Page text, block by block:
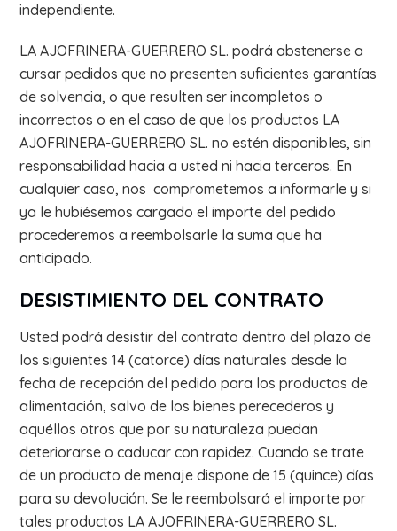
independiente.
LA AJOFRINERA-GUERRERO SL. podrá abstenerse a
cursar pedidos que no presenten suficientes garantías
de solvencia, o que resulten ser incompletos o
incorrectos o en el caso de que los productos LA
AJOFRINERA-GUERRERO SL. no estén disponibles, sin
responsabilidad hacia a usted ni hacia terceros. En
cualquier caso, nos comprometemos a informarle y si
ya le hubiésemos cargado el importe del pedido
procederemos a reembolsarle la suma que ha
anticipado.
DESISTIMIENTO DEL CONTRATO
Usted podrá desistir del contrato dentro del plazo de
los siguientes 14 (catorce) días naturales desde la
fecha de recepción del pedido para los productos de
alimentación, salvo de los bienes perecederos y
aquéllos otros que por su naturaleza puedan
deteriorarse o caducar con rapidez. Cuando se trate
de un producto de menaje dispone de 15 (quince) días
para su devolución. Se le reembolsará el importe por
tales productos LA AJOFRINERA-GUERRERO SL.